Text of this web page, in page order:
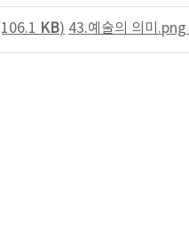
KB) 43.예술의 의미